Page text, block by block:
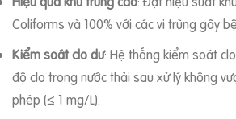
Coliforms và 100% với các vi trùng gây
Kiểm soát clo dư: Hệ thống kiểm soát
độ clo trong nước thải sau xử lý không
phép (≤ 1 mg/L).